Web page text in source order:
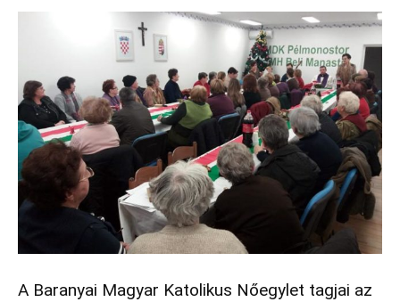
A Baranyai Magyar Katolikus Nőegylet tagjai az